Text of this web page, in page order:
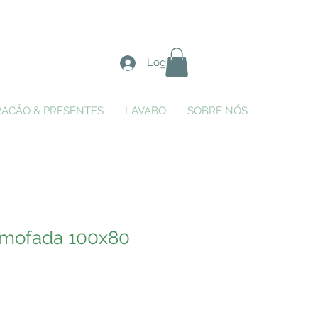
Login
& PRESENTES LAVABO SOBRE NÓS
100x80